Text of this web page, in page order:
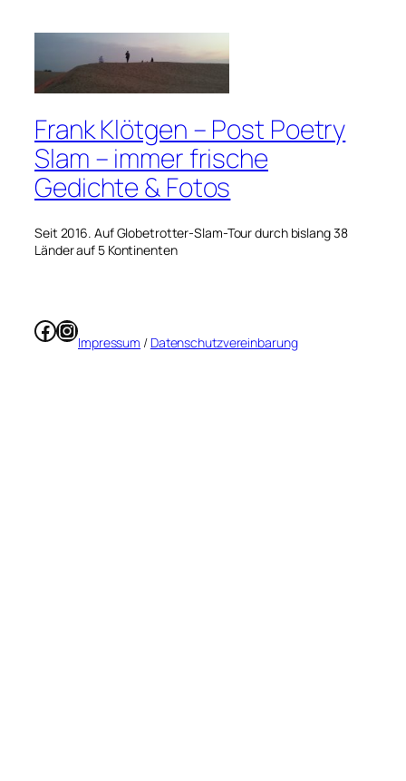
Frank Klötgen – Post Poetry
Slam – immer frische
Gedichte & Fotos
Seit 2016. Auf Globetrotter-Slam-Tour durch bislang 38
Länder auf 5 Kontinenten
Facebook
Instagram
Impressum / Datenschutzvereinbarung